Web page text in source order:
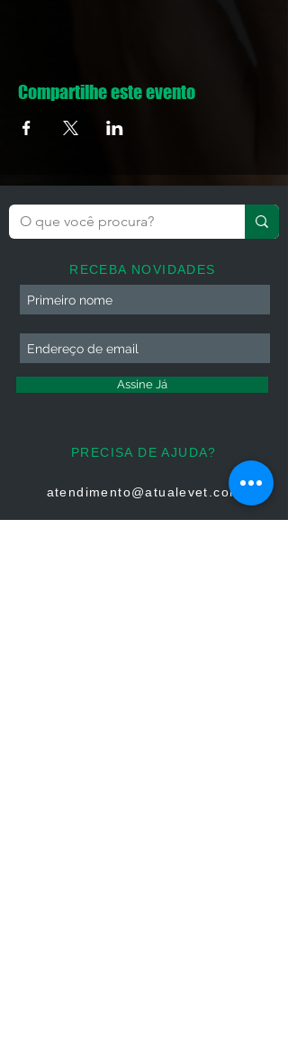
Compartilhe este evento
RECEBA NOVIDADES
Assine Já
PRECISA DE AJUDA?
atendimento@atualevet.com